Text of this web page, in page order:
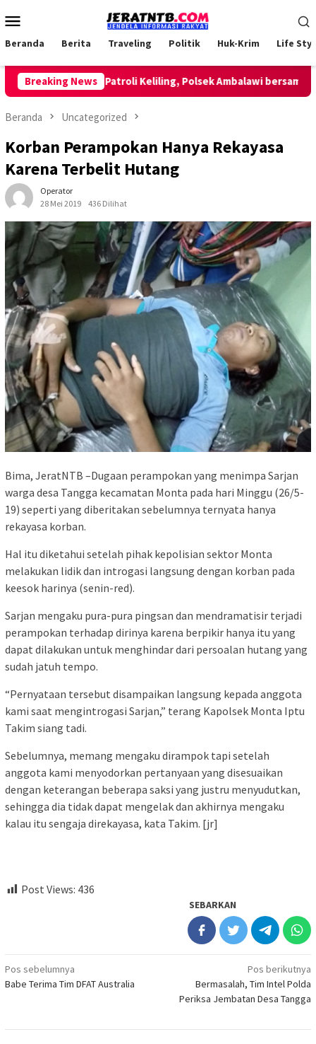
ke
Mobile
Beranda Berita Traveling Politik Huk-Krim Life
Breaking News
Lakukan Patroli Keliling, Polsek Ambalawi bersama TNI
Beranda Uncategorized
Korban Perampokan Hanya Rekayasa
Karena Terbelit Hutang
Operator
28 Mei 2019
436 Dilihat
Bima, JeratNTB –Dugaan perampokan yang menimpa Sarjan
warga desa Tangga kecamatan Monta pada hari Minggu (26/5-
19) seperti yang diberitakan sebelumnya ternyata hanya
rekayasa korban.
Hal itu diketahui setelah pihak kepolisian sektor Monta
melakukan lidik dan introgasi langsung dengan korban pada
keesok harinya (senin-red).
Sarjan mengaku pura-pura pingsan dan mendramatisir terjadi
perampokan terhadap dirinya karena berpikir hanya itu yang
dapat dilakukan untuk menghindar dari persoalan hutang yang
sudah jatuh tempo.
“Pernyataan tersebut disampaikan langsung kepada anggota
kami saat mengintrogasi Sarjan,” terang Kapolsek Monta Iptu
Takim siang tadi.
Sebelumnya, memang mengaku dirampok tapi setelah
anggota kami menyodorkan pertanyaan yang disesuaikan
dengan keterangan beberapa saksi yang justru menyudutkan,
sehingga dia tidak dapat mengelak dan akhirnya mengaku
kalau itu sengaja direkayasa, kata Takim. [jr]
Post Views: 436
SEBARKAN
Navigasi
pos
Pos sebelumnya
Babe Terima Tim DFAT Australia
Pos berikutnya
Bermasalah, Tim Intel Polda
Periksa Jembatan Desa Tangga